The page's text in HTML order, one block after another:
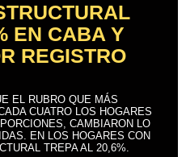
EN CABA Y
REGISTRO
EL RUBRO QUE MÁS
CUATRO LOS HOGARES
CAMBIARON LO
EN LOS HOGARES CON
TREPA AL 20,6%.